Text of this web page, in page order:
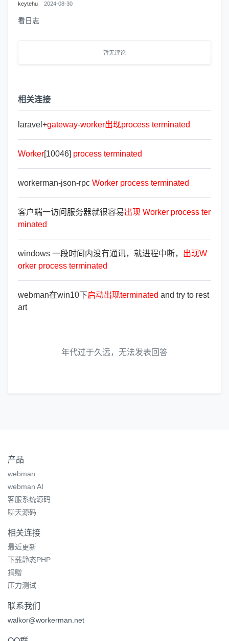
keytehu 2024-08-30
看日志
暂无评论
相关连接
laravel+gateway-worker出现process terminated
Worker[10046] process terminated
workerman-json-rpc Worker process terminated
客户端一访问服务器就很容易出现 Worker process ter
minated
windows 一段时间内没有通讯，就进程中断， 出现W
orker process terminated
webman在win10下启动出现terminated and try to rest
art
年代过于久远，无法发表回答
产品
webman
webman AI
客服系统源码
聊天源码
相关连接
最近更新
下载静态PHP
捐赠
压力测试
联系我们
walkor@workerman.net